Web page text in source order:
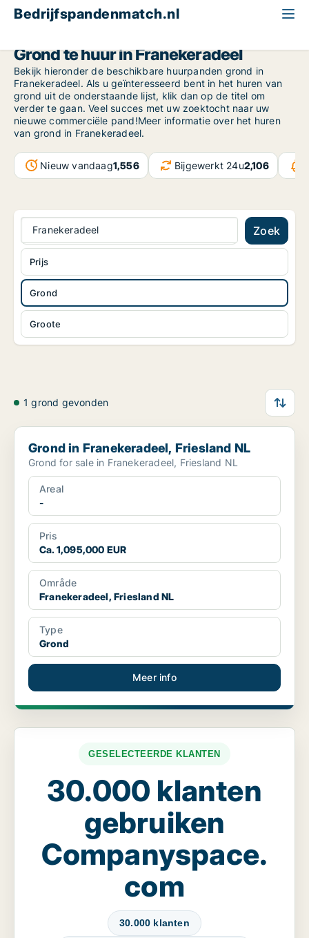
Bedrijfspandenmatch.nl
Grond te huur in Franekeradeel
Bekijk hieronder de beschikbare huurpanden grond in
Franekeradeel. Als u geïnteresseerd bent in het huren van
grond uit de onderstaande lijst, klik dan op de titel om
verder te gaan. Veel succes met uw zoektocht naar uw
nieuwe commerciële pand!Meer informatie over het huren
van grond in Franekeradeel.
Nieuw vandaag1,556 Bijgewerkt 24u2,106
Franekeradeel Zoek
Grond
Groote
Prijs
1 grond gevonden
Grond in Franekeradeel, Friesland NL
Grond in Franekeradeel, Friesland NL
Grond for sale in Franekeradeel, Friesland NL
Areal
-
Pris
Ca. 1,095,000 EUR
Område
Franekeradeel, Friesland NL
Type
Grond
Meer info
GESELECTEERDE KLANTEN
30.000 klanten
gebruiken
Companyspace.
com
30.000 klanten